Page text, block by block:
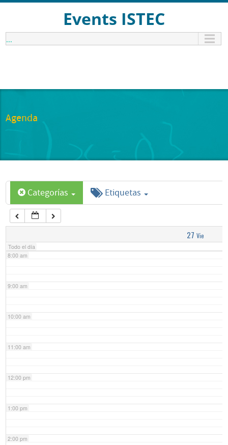
Events ISTEC
...
Agenda
Categorías Etiquetas
27 Vie
Todo el día
1:00 am
6:00 am
7:00 am
8:00 am
9:00 am
10:00 am
11:00 am
12:00 pm
1:00 pm
2:00 pm